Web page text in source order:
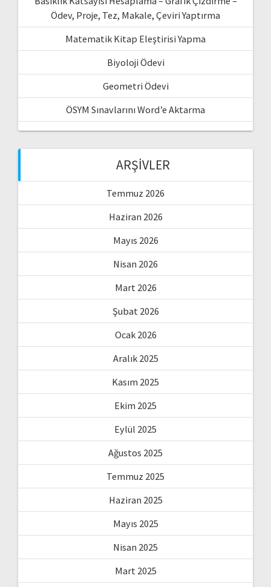
Ödev, Proje, Tez, Makale, Çeviri Yaptırma
Matematik Kitap Eleştirisi Yapma
Biyoloji Ödevi
Geometri Ödevi
ÖSYM Sınavlarını Word’e Aktarma
ARŞIVLER
Temmuz 2026
Haziran 2026
Mayıs 2026
Nisan 2026
Mart 2026
Şubat 2026
Ocak 2026
Aralık 2025
Kasım 2025
Ekim 2025
Eylül 2025
Ağustos 2025
Temmuz 2025
Haziran 2025
Mayıs 2025
Nisan 2025
Mart 2025